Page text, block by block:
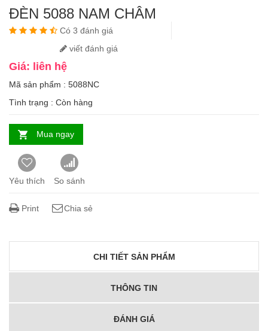
ĐÈN 5088 NAM CHÂM
Có 3 đánh giá
viết đánh giá
Giá: liên hệ
Mã sản phẩm : 5088NC
Tình trạng : Còn hàng
Mua ngay
Yêu thích So sánh
Print Chia sẻ
CHI TIẾT SẢN PHẨM
THÔNG TIN
ĐÁNH GIÁ